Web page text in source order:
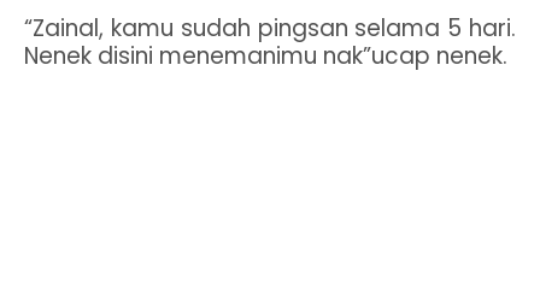
“Zainal, kamu sudah pingsan selama 5 hari.
Nenek disini menemanimu nak”ucap nenek.